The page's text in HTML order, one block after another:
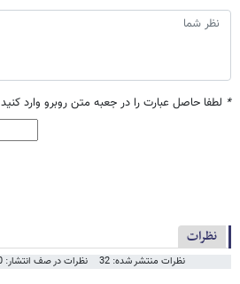
* لطفا حاصل عبارت را در جعبه متن روبرو وارد کنید
نظرات
نظرات منتشر شده: 32 نظرات در صف انتشار: 0